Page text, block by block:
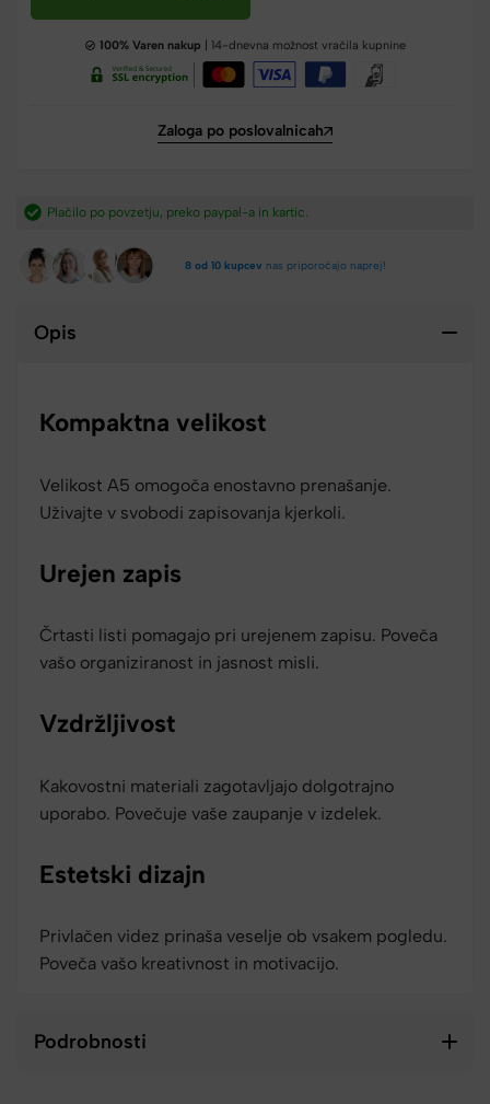
100% Varen nakup | 14-dnevna možnost vračila kupnine
Zaloga po poslovalnicah
Hitra dostava iz Slovenije v 2-4 dneh.​
8 od 10 kupcev nas priporočajo naprej!
Opis
Kompaktna velikost
Velikost A5 omogoča enostavno prenašanje.
Uživajte v svobodi zapisovanja kjerkoli.
Urejen zapis
Črtasti listi pomagajo pri urejenem zapisu. Poveča
vašo organiziranost in jasnost misli.
Vzdržljivost
Kakovostni materiali zagotavljajo dolgotrajno
uporabo. Povečuje vaše zaupanje v izdelek.
Estetski dizajn
Privlačen videz prinaša veselje ob vsakem pogledu.
Poveča vašo kreativnost in motivacijo.
Podrobnosti